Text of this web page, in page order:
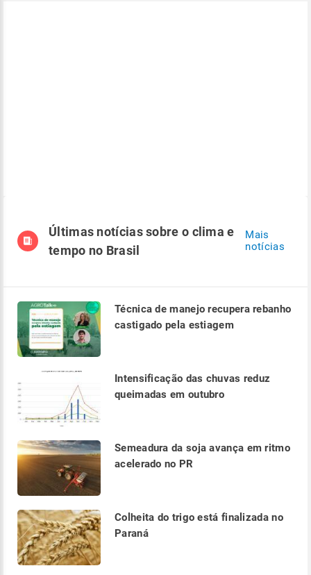
Últimas notícias sobre o clima e
tempo no Brasil
Mais
notícias
Técnica de manejo recupera rebanho
castigado pela estiagem
Intensificação das chuvas reduz
queimadas em outubro
Semeadura da soja avança em ritmo
acelerado no PR
Colheita do trigo está finalizada no
Paraná